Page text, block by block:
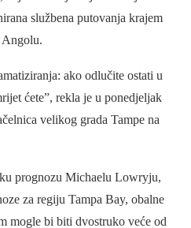
službena putovanja krajem
Angolu.
ako odlučite ostati u
ćete”, rekla je u ponedjeljak
velikog grada Tampe na
prognozu Michaelu Lowryju,
za regiju Tampa Bay, obalne
mogle bi biti dvostruko veće od